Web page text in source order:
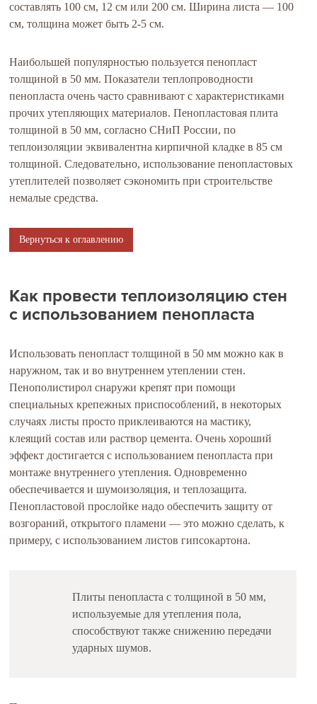
составлять 100 см, 12 см или 200 см. Ширина листа — 100
см, толщина может быть 2-5 см.
Наибольшей популярностью пользуется пенопласт
толщиной в 50 мм. Показатели теплопроводности
пенопласта очень часто сравнивают с характеристиками
прочих утепляющих материалов. Пенопластовая плита
толщиной в 50 мм, согласно СНиП России, по
теплоизоляции эквивалентна кирпичной кладке в 85 см
толщиной. Следовательно, использование пенопластовых
утеплителей позволяет сэкономить при строительстве
немалые средства.
Вернуться к оглавлению
Как провести теплоизоляцию стен
с использованием пенопласта
Использовать пенопласт толщиной в 50 мм можно как в
наружном, так и во внутреннем утеплении стен.
Пенополистирол снаружи крепят при помощи
специальных крепежных приспособлений, в некоторых
случаях листы просто приклеиваются на мастику,
клеящий состав или раствор цемента. Очень хороший
эффект достигается с использованием пенопласта при
монтаже внутреннего утепления. Одновременно
обеспечивается и шумоизоляция, и теплозащита.
Пенопластовой прослойке надо обеспечить защиту от
возгораний, открытого пламени — это можно сделать, к
примеру, с использованием листов гипсокартона.
Плиты пенопласта с толщиной в 50 мм,
используемые для утепления пола,
способствуют также снижению передачи
ударных шумов.